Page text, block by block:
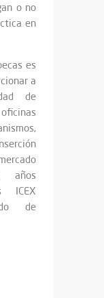
o no
en
es
a
de
años
ICEX
de